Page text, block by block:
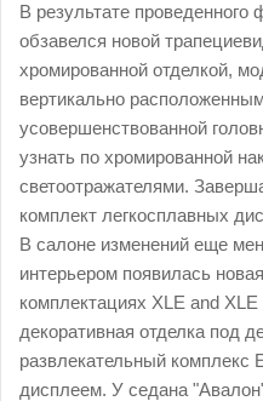
В результате проведенного
обзавелся новой
хромированной отделкой,
вертикально
усовершенствованной
узнать по хромированной
светоотражателями.
комплект легкосплавных
В салоне изменений еще
интерьером появилась
комплектациях XLE and
декоративная отделка под
развлекательный
дисплеем. У седана